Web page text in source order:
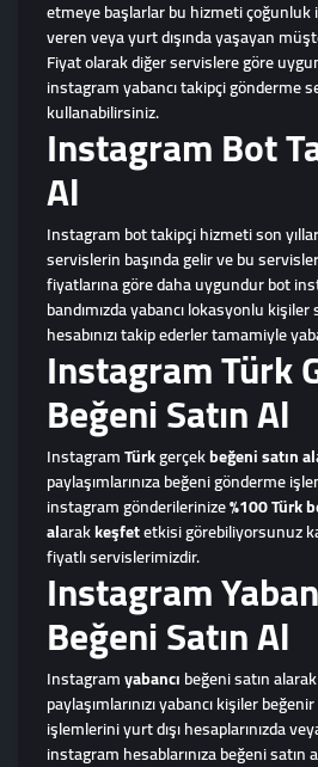
etmeye başlarlar bu hizmeti çoğunluk
veren veya yurt dışında yaşayan
Fiyat olarak diğer servislere göre
instagram yabancı takipçi gönderme
kullanabilirsiniz.
Instagram Bot
Al
Instagram bot takipçi hizmeti son
servislerin başında gelir ve bu
fiyatlarına göre daha uygundur bot
bandımızda yabancı lokasyonlu
hesabınızı takip ederler tamamiyle
Instagram Türk
Beğeni Satın Al
InstagramTürkgerçekbeğeni satınal
paylaşımlarınıza beğeni gönderme
instagram gönderilerinize%100 Türk
alarakkeşfetetkisi görebiliyorsunuz
fiyatlı servislerimizdir.
Instagram
Beğeni Satın Al
Instagramyabancıbeğeni satın
paylaşımlarınızı yabancı kişiler
işlemlerini yurt dışı hesaplarınızda
instagram hesablarınıza beğeni